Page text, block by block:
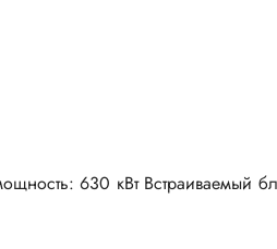
630 кВт Встраиваемый